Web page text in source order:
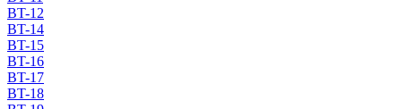
BT-12
BT-14
BT-15
BT-16
BT-17
BT-18